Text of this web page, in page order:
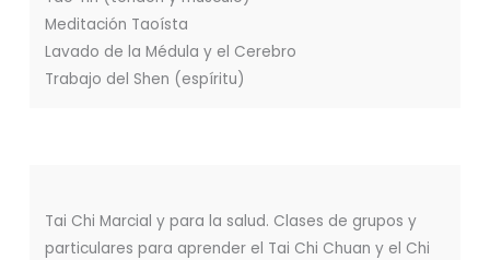
Meditación Taoísta
Lavado de la Médula y el Cerebro
Trabajo del Shen (espíritu)
Tai Chi Marcial y para la salud. Clases de grupos y
particulares para aprender el Tai Chi Chuan y el Chi